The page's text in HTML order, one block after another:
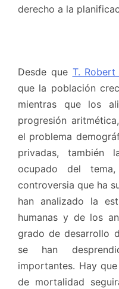
derecho a la
Desde que T. Robert
que la población
mientras que los
progresión
el problema
privadas, también
ocupado del
controversia que ha
han analizado la
humanas y de los
grado de desarrollo
se han
importantes. Hay
de mortalidad